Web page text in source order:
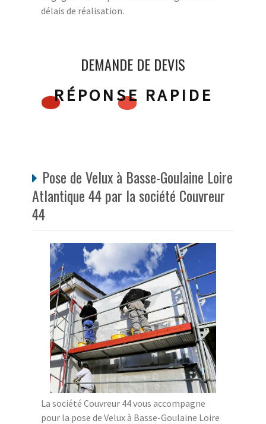
délais de réalisation.
DEMANDE DE DEVIS
RÉPONSE RAPIDE
Pose de Velux à Basse-Goulaine Loire
Atlantique 44 par la société Couvreur
44
La société Couvreur 44 vous accompagne
pour la pose de Velux à Basse-Goulaine Loire